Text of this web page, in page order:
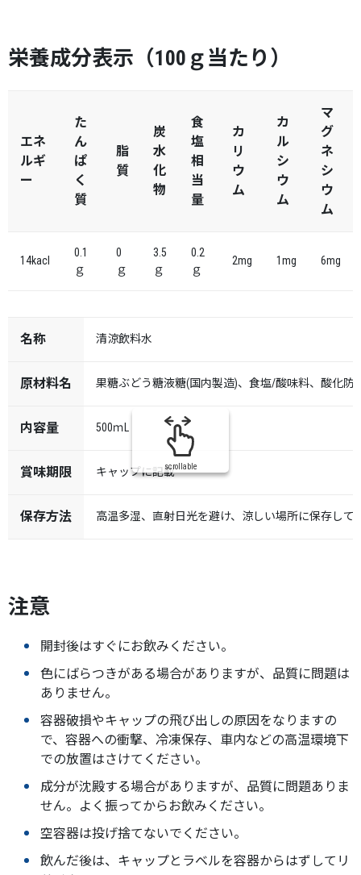
栄養成分表示（100ｇ当たり）
エネ
ルギ
ー
た
ん
ぱ
く
質
脂
質
炭
水
化
物
食
塩
相
当
量
カ
リ
ウ
ム
カ
ル
シ
ウ
ム
マ
グ
ネ
シ
ウ
ム
14kacl
0.1
ｇ
0
ｇ
3.5
ｇ
0.2
ｇ
2mg 1mg 6mg
名称 清涼飲料水
原材料名 果糖ぶどう糖液糖(国内製造)、食塩/酸味料、酸化防
内容量 500ｍL
賞味期限 キャップに記載
保存方法 高温多湿、直射日光を避け、涼しい場所に保存して
scrollable
注意
開封後はすぐにお飲みください。
色にばらつきがある場合がありますが、品質に問題は
ありません。
容器破損やキャップの飛び出しの原因をなりますの
で、容器への衝撃、冷凍保存、車内などの高温環境下
での放置はさけてください。
成分が沈殿する場合がありますが、品質に問題ありま
せん。よく振ってからお飲みください。
空容器は投げ捨てないでください。
飲んだ後は、キャップとラベルを容器からはずしてリ